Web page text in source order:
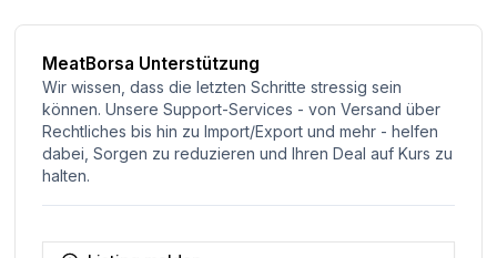
MeatBorsa Unterstützung
Wir wissen, dass die letzten Schritte stressig sein
können. Unsere Support-Services - von Versand über
Rechtliches bis hin zu Import/Export und mehr - helfen
dabei, Sorgen zu reduzieren und Ihren Deal auf Kurs zu
halten.